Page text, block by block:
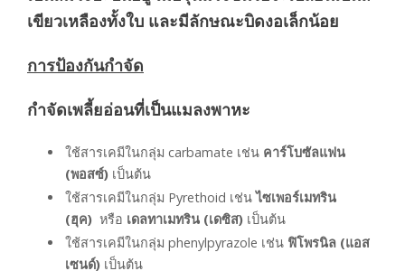
เขียวเหลืองทั้งใบ และมีลักษณะบิดงอเล็กน้อย
การป้องกันกำจัด
กำจัดเพลี้ยอ่อนที่เป็นแมลงพาหะ
ใช้สารเคมีในกลุ่ม carbamate เช่น คาร์โบซัลแฟน
(พอสซ์) เป็นต้น
ใช้สารเคมีในกลุ่ม Pyrethoid เช่นไซเพอร์เมทริน
(ฮุค) หรือ เดลทาเมทริน (เดซิส) เป็นต้น
ใช้สารเคมีในกลุ่ม phenylpyrazole เช่น ฟิโพรนิล (แอส
เซนด์) เป็นต้น